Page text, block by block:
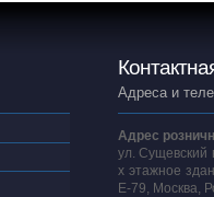
Адреса и
Адрес
ул. Сущевский
х этажное
E-79, Москва,